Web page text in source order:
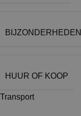
BIJZONDERHEDEN
HUUR OF KOOP
Transport